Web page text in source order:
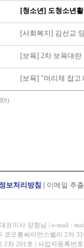
[청소년] 도청소년
[사회복지] 김선교
[보육] 2차 보육대
[보육] "머리채 잡고
보처리방침 이메일 추
표이사 양형남 | e-mail :
코오롱싸이언스밸리 2차
2차 201호 | 사업자등록번